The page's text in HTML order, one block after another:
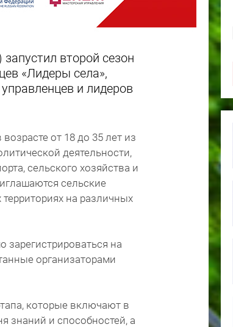
второй сезон
«Лидеры села»,
и лидеров
от 18 до 35 лет из
деятельности,
сельского хозяйства и
сельские
на различных
зарегистрироваться на
организаторами
которые включают в
знаний и способностей, а